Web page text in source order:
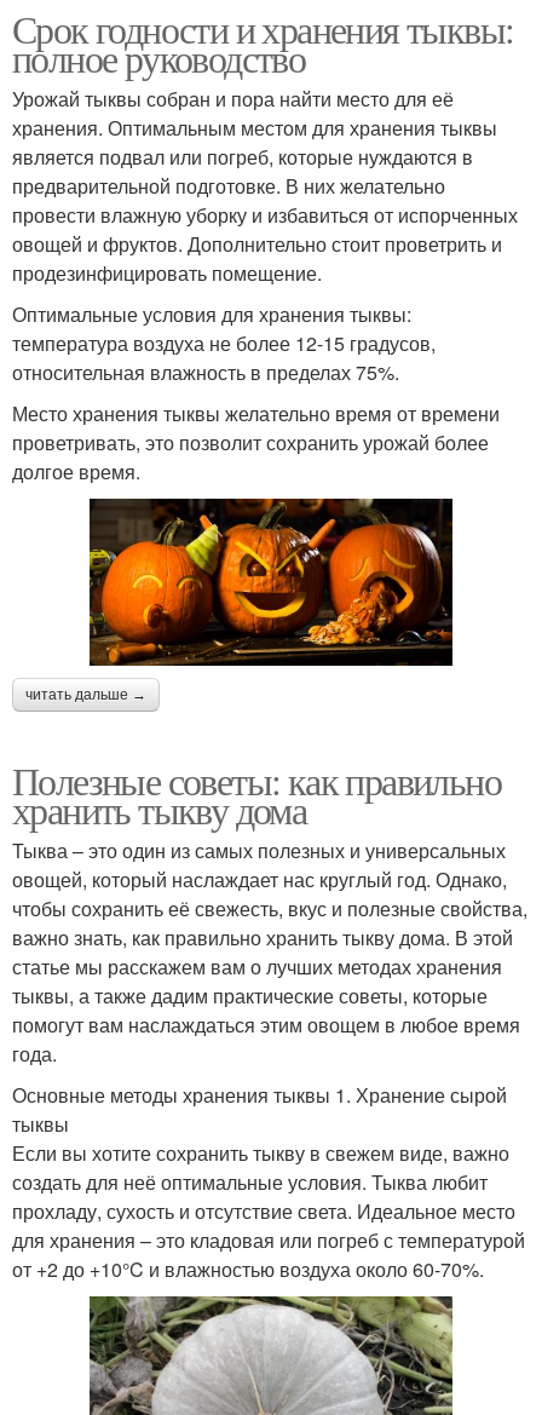
Срок годности и хранения тыквы:
полное руководство
Урожай тыквы собран и пора найти место для её
хранения. Оптимальным местом для хранения тыквы
является подвал или погреб, которые нуждаются в
предварительной подготовке. В них желательно
провести влажную уборку и избавиться от испорченных
овощей и фруктов. Дополнительно стоит проветрить и
продезинфицировать помещение.
Оптимальные условия для хранения тыквы:
температура воздуха не более 12-15 градусов,
относительная влажность в пределах 75%.
Место хранения тыквы желательно время от времени
проветривать, это позволит сохранить урожай более
долгое время.
читать дальше →
Полезные советы: как правильно
хранить тыкву дома
Тыква – это один из самых полезных и универсальных
овощей, который наслаждает нас круглый год. Однако,
чтобы сохранить её свежесть, вкус и полезные свойства,
важно знать, как правильно хранить тыкву дома. В этой
статье мы расскажем вам о лучших методах хранения
тыквы, а также дадим практические советы, которые
помогут вам наслаждаться этим овощем в любое время
года.
Основные методы хранения тыквы 1. Хранение сырой
тыквы
Если вы хотите сохранить тыкву в свежем виде, важно
создать для неё оптимальные условия. Тыква любит
прохладу, сухость и отсутствие света. Идеальное место
для хранения – это кладовая или погреб с температурой
от +2 до +10°C и влажностью воздуха около 60-70%.